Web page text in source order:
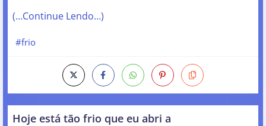
(…Continue Lendo…)
#frio
Hoje está tão frio que eu abri a